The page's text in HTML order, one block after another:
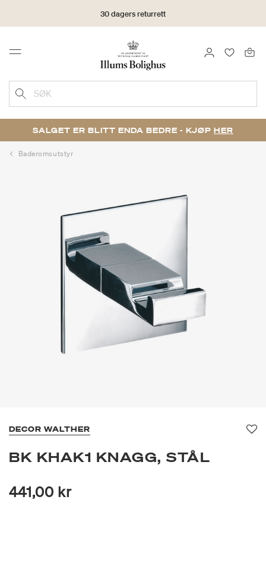
30 dagers returrett
Menu LOGG INN
SØK
SALGET ER BLITT ENDA BEDRE - KJØP HER
Baderomsutstyr
DECOR WALTHER
BK KHAK1 KNAGG, STÅL
441,00 kr